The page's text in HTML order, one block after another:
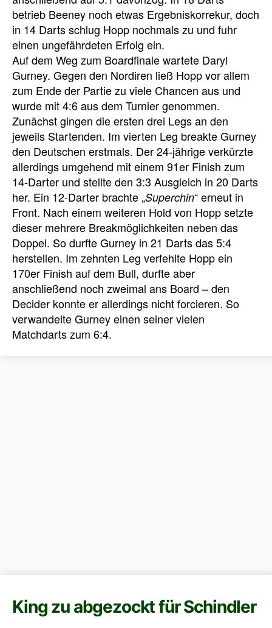
betrieb Beeney noch etwas Ergebniskorrekur, doch
in 14 Darts schlug Hopp nochmals zu und fuhr
einen ungefährdeten Erfolg ein.
Auf dem Weg zum Boardfinale wartete Daryl
Gurney. Gegen den Nordiren ließ Hopp vor allem
zum Ende der Partie zu viele Chancen aus und
wurde mit 4:6 aus dem Turnier genommen.
Zunächst gingen die ersten drei Legs an den
jeweils Startenden. Im vierten Leg breakte Gurney
den Deutschen erstmals. Der 24-jährige verkürzte
allerdings umgehend mit einem 91er Finish zum
14-Darter und stellte den 3:3 Ausgleich in 20 Darts
her. Ein 12-Darter brachte „Superchin“ erneut in
Front. Nach einem weiteren Hold von Hopp setzte
dieser mehrere Breakmöglichkeiten neben das
Doppel. So durfte Gurney in 21 Darts das 5:4
herstellen. Im zehnten Leg verfehlte Hopp ein
170er Finish auf dem Bull, durfte aber
anschließend noch zweimal ans Board – den
Decider konnte er allerdings nicht forcieren. So
verwandelte Gurney einen seiner vielen
Matchdarts zum 6:4.
King zu abgezockt für Schindler